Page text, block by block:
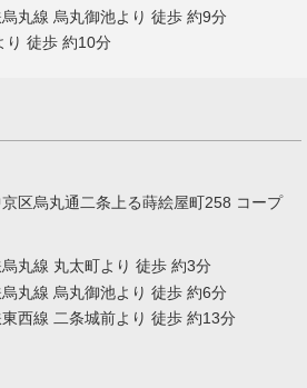
丸線 烏丸御池より 徒歩 約9分
り 徒歩 約10分
区烏丸通二条上る蒔絵屋町258 コープ
丸線 丸太町より 徒歩 約3分
丸線 烏丸御池より 徒歩 約6分
西線 二条城前より 徒歩 約13分